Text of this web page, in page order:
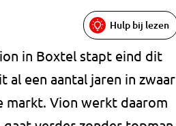
Hulp bij lezen
in Boxtel stapt eind dit
al een aantal jaren in zwaar
markt. Vion werkt daarom